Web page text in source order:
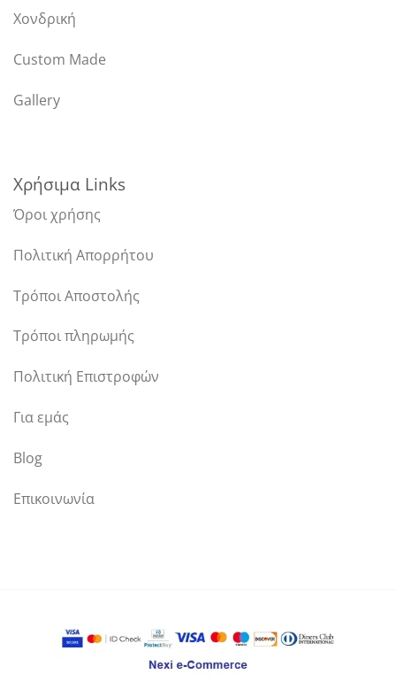
Χονδρική
Custom Made
Gallery
Χρήσιμα Links
Όροι χρήσης
Πολιτική Απορρήτου
Τρόποι Αποστολής
Τρόποι πληρωμής
Πολιτική Επιστροφών
Για εμάς
Blog
Επικοινωνία